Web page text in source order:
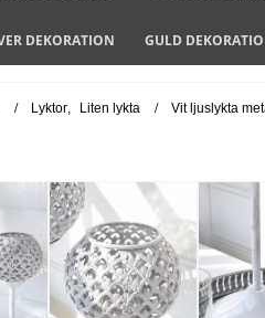
DEKORATION GULD
Lyktor Liten lykta Vit ljuslykta